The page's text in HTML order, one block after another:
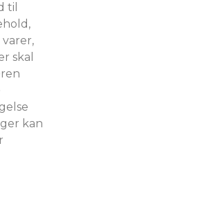
til
skal
kan